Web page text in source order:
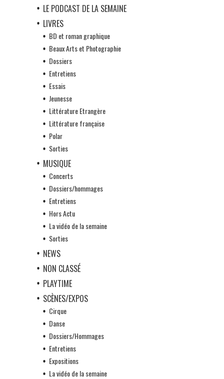
LE PODCAST DE LA SEMAINE
LIVRES
BD et roman graphique
Beaux Arts et Photographie
Dossiers
Entretiens
Essais
Jeunesse
Littérature Etrangère
Littérature française
Polar
Sorties
MUSIQUE
Concerts
Dossiers/hommages
Entretiens
Hors Actu
La vidéo de la semaine
Sorties
NEWS
NON CLASSÉ
PLAYTIME
SCÈNES/EXPOS
Cirque
Danse
Dossiers/Hommages
Entretiens
Expositions
La vidéo de la semaine